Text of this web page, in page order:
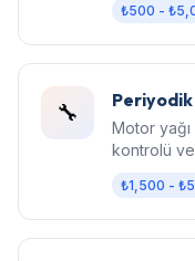
₺500 -
🔧 Periyodik
Motor
kontrolü
₺1,500 -